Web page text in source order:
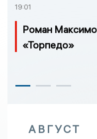
19:01
Роман
«Торпедо»
АВГУСТ